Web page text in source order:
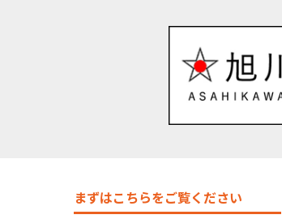
まずはこちらをご覧ください